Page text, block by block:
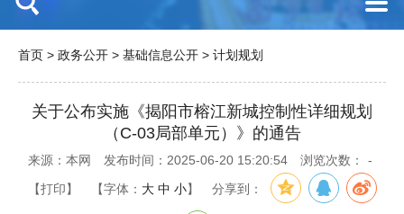
首页 > 政务公开 > 基础信息公开 > 计划规划
关于公布实施《揭阳市榕江新城控制性详细规划
（C-03局部单元）》的通告
来源：本网 发布时间：2025-06-20 15:20:54 浏览次数： -
【打印】 【字体： 大 中 小】 分享到：